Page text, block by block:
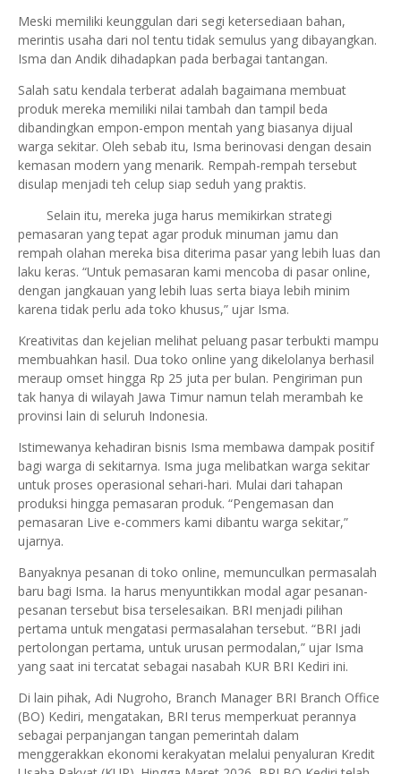
Meski memiliki keunggulan dari segi ketersediaan bahan,
merintis usaha dari nol tentu tidak semulus yang dibayangkan.
Isma dan Andik dihadapkan pada berbagai tantangan.
Salah satu kendala terberat adalah bagaimana membuat
produk mereka memiliki nilai tambah dan tampil beda
dibandingkan empon-empon mentah yang biasanya dijual
warga sekitar. Oleh sebab itu, Isma berinovasi dengan desain
kemasan modern yang menarik. Rempah-rempah tersebut
disulap menjadi teh celup siap seduh yang praktis.
Selain itu, mereka juga harus memikirkan strategi
pemasaran yang tepat agar produk minuman jamu dan
rempah olahan mereka bisa diterima pasar yang lebih luas dan
laku keras. “Untuk pemasaran kami mencoba di pasar online,
dengan jangkauan yang lebih luas serta biaya lebih minim
karena tidak perlu ada toko khusus,” ujar Isma.
Kreativitas dan kejelian melihat peluang pasar terbukti mampu
membuahkan hasil. Dua toko online yang dikelolanya berhasil
meraup omset hingga Rp 25 juta per bulan. Pengiriman pun
tak hanya di wilayah Jawa Timur namun telah merambah ke
provinsi lain di seluruh Indonesia.
Istimewanya kehadiran bisnis Isma membawa dampak positif
bagi warga di sekitarnya. Isma juga melibatkan warga sekitar
untuk proses operasional sehari-hari. Mulai dari tahapan
produksi hingga pemasaran produk. “Pengemasan dan
pemasaran Live e-commers kami dibantu warga sekitar,”
ujarnya.
Banyaknya pesanan di toko online, memunculkan permasalah
baru bagi Isma. Ia harus menyuntikkan modal agar pesanan-
pesanan tersebut bisa terselesaikan. BRI menjadi pilihan
pertama untuk mengatasi permasalahan tersebut. “BRI jadi
pertolongan pertama, untuk urusan permodalan,” ujar Isma
yang saat ini tercatat sebagai nasabah KUR BRI Kediri ini.
Di lain pihak, Adi Nugroho, Branch Manager BRI Branch Office
(BO) Kediri, mengatakan, BRI terus memperkuat perannya
sebagai perpanjangan tangan pemerintah dalam
menggerakkan ekonomi kerakyatan melalui penyaluran Kredit